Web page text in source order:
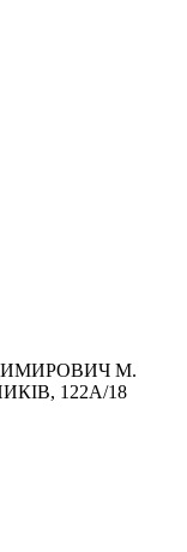
М.
122А/18